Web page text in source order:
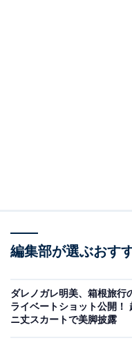
編集部が選ぶおす
ダレノガレ明美、箱根旅行
ライベートショット公開！
ニ丈スカートで美脚披露